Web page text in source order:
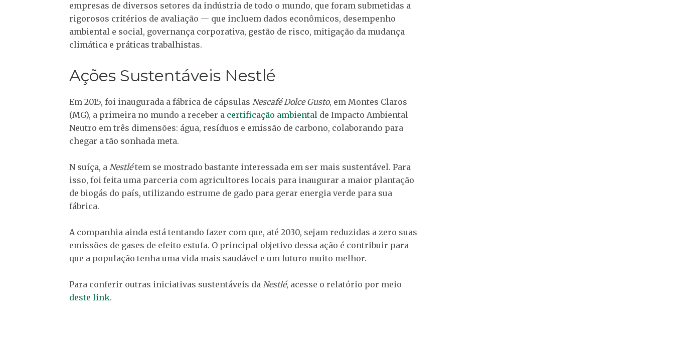
empresas de diversos setores da indústria de todo o mundo, que foram submetidas a
rigorosos critérios de avaliação — que incluem dados econômicos, desempenho
ambiental e social, governança corporativa, gestão de risco, mitigação da mudança
climática e práticas trabalhistas.
Ações Sustentáveis Nestlé
Em 2015, foi inaugurada a fábrica de cápsulas Nescafé Dolce Gusto, em Montes Claros
(MG), a primeira no mundo a receber a certificação ambiental de Impacto Ambiental
Neutro em três dimensões: água, resíduos e emissão de carbono, colaborando para
chegar a tão sonhada meta.
N suíça, a Nestlétem se mostrado bastante interessada em ser mais sustentável. Para
isso, foi feita uma parceria com agricultores locais para inaugurar a maior plantação
de biogás do país, utilizando estrume de gado para gerar energia verde para sua
fábrica.
A companhia ainda está tentando fazer com que, até 2030, sejam reduzidas a zero suas
emissões de gases de efeito estufa. O principal objetivo dessa ação é contribuir para
que a população tenha uma vida mais saudável e um futuro muito melhor.
Para conferir outras iniciativas sustentáveis da Nestlé, acesse o relatório por meio
deste link.